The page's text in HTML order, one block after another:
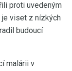
proti uvedeným
je viset z nízkých
budoucí
malárii v